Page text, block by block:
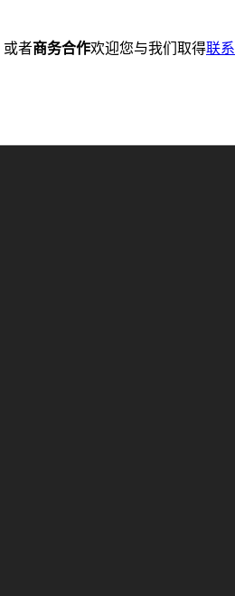
或者商务合作欢迎您与我们取得联系